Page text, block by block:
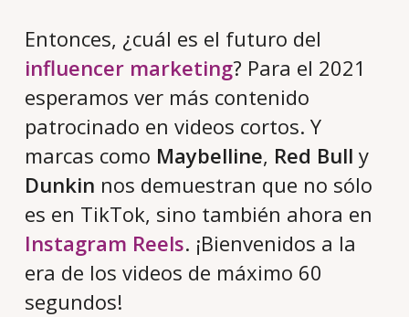
Entonces, ¿cuál es el futuro del
influencer marketing? Para el 2021
esperamos ver más contenido
patrocinado en videos cortos. Y
marcas como Maybelline, Red Bull y
Dunkin nos demuestran que no sólo
es en TikTok, sino también ahora en
Instagram Reels. ¡Bienvenidos a la
era de los videos de máximo 60
segundos!